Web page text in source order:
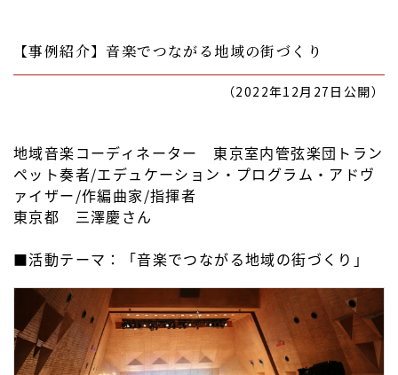
【事例紹介】音楽でつながる地域の街づくり
（2022年12月27日公開）
地域音楽コーディネーター 東京室内管弦楽団トラン
ペット奏者/エデュケーション・プログラム・アドヴ
ァイザー/作編曲家/指揮者
東京都 三澤慶さん
■活動テーマ：「音楽でつながる地域の街づくり」